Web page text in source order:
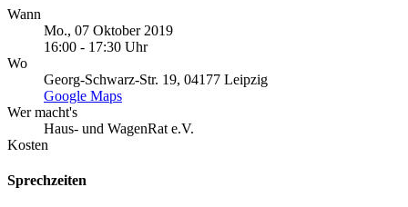
Wann
Mo., 07 Oktober 2019
16:00 - 17:30 Uhr
Wo
Georg-Schwarz-Str. 19, 04177 Leipzig
Google Maps
Wer macht's
Haus- und WagenRat e.V.
Kosten
Sprechzeiten